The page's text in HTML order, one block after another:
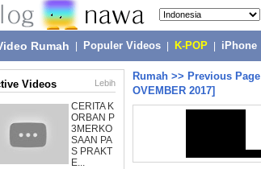
Rumah Populer Videos K-POP iPhone
Videos Lebih
CERITA K
ORBAN P
3MERKO
SAAN PA
S PRAKT
E...
Rumah >> Previous Page
OVEMBER 2017]